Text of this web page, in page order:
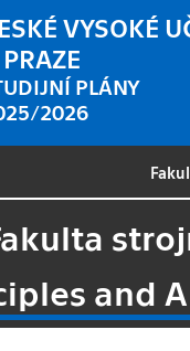
VYSOKÉ
PLÁNY
2026
and